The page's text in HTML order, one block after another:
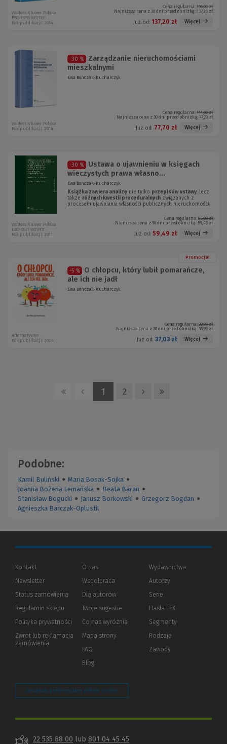
Cena regularna: 196,00 zł
Najniższa cena z 30 dni przed obniżką: 137,20 zł
Już od: 137,20 zł Więcej
Wolters Kluwer Polska
EBO-0958 W02P01
Rok publikacji: 2014
-30 %
Zarządzanie nieruchomościami
mieszkalnymi
Ewa Bończak-Kucharczyk
Cena regularna: 111,00 zł
Najniższa cena z 30 dni przed obniżką: 77,70 zł
Już od: 77,70 zł Więcej
Wolters Kluwer Polska
Rok publikacji: 2014
-30 %
Ustawa o ujawnieniu w księgach
wieczystych prawa własno...
Ewa Bończak-Kucharczyk
Książka zawiera analizę nie tylko przepisów ustawy, lecz
także różnych kwestii proceduralnych związanych z
procesem ujawniania własności publicznych nieruchomości.
Cena regularna: 85,00 zł
Najniższa cena z 30 dni przed obniżką: 59,49 zł
Już od: 59,49 zł Więcej
Wolters Kluwer Polska
EBO-0677 W01P01
Rok publikacji: 2011
Promocja!
-5 %
O chłopcu, który lubił pomarańcze,
ale ich nie jadł
Ewa Bończak-Kucharczyk
Cena regularna: 38,99 zł
Najniższa cena z 30 dni przed obniżką: 38,99 zł
Już od: 37,03 zł Więcej
Alternatywne
Rok publikacji: 2024
1 2
Podobne:
Kamil Buliński ● Maria Bosak-Sojka ●
Joanna Bożena Lemańska ● Beata Baran ●
Stanisław Bogucki ● Janusz Borkowski ● Grzegorz Bogdan ●
Agnieszka Barczak-Oplustil
Kontakt
Newsletter
Status zamówienia
Regulamin sklepu
Polityka prywatności (Nowe
(Link
innej
Zwrot lub reklamacja
zamówienia
O nas
Współpraca
Dla autorów(Nowe
(Link
innej
strony)
Twoje sugestie
Co nas wyróżnia
Mapa strony
FAQ
Blog
Wydawnictwa
Autorzy
Serie
Hasła LEX
Segmenty
Rodzaje
Zawody
Zarządzaj preferencjami plików cookie
22 535 88 00 lub 801 04 45 45